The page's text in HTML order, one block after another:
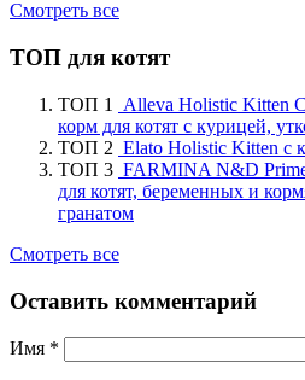
Смотреть все
ТОП для котят
ТОП 1
Alleva Holistic Kitten
корм для котят с курицей,
ТОП 2 Elato Holistic Kitten с
ТОП 3 FARMINA N&D Prime
для котят, беременных и
гранатом
Смотреть все
Оставить комментарий
Имя *